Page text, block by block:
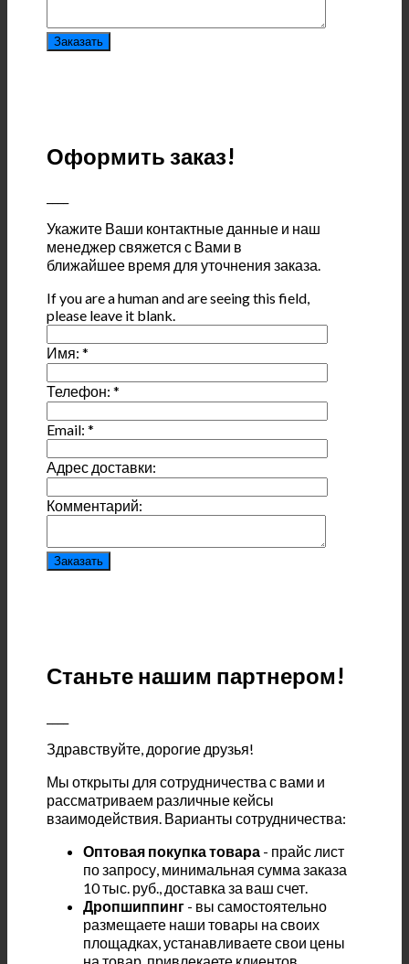
Оформить заказ!
Укажите Ваши контактные данные и наш
менеджер свяжется с Вами в
ближайшее время для уточнения заказа.
If you are a human and are seeing this field,
please leave it blank.
Имя:*
Телефон:*
Email:*
Адрес доставки:
Комментарий:
Станьте нашим партнером!
Здравствуйте, дорогие друзья!
Мы открыты для сотрудничества с вами и
рассматриваем различные кейсы
взаимодействия. Варианты сотрудничества:
Оптовая покупка товара - прайс лист
по запросу, минимальная сумма заказа
10 тыс. руб., доставка за ваш счет.
Дропшиппинг - вы самостоятельно
размещаете наши товары на своих
площадках, устанавливаете свои цены